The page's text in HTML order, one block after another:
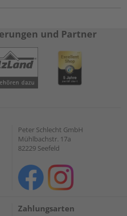
und Partner
Peter Schlecht GmbH
Mühlbachstr. 17a
82229 Seefeld
Zahlungsarten